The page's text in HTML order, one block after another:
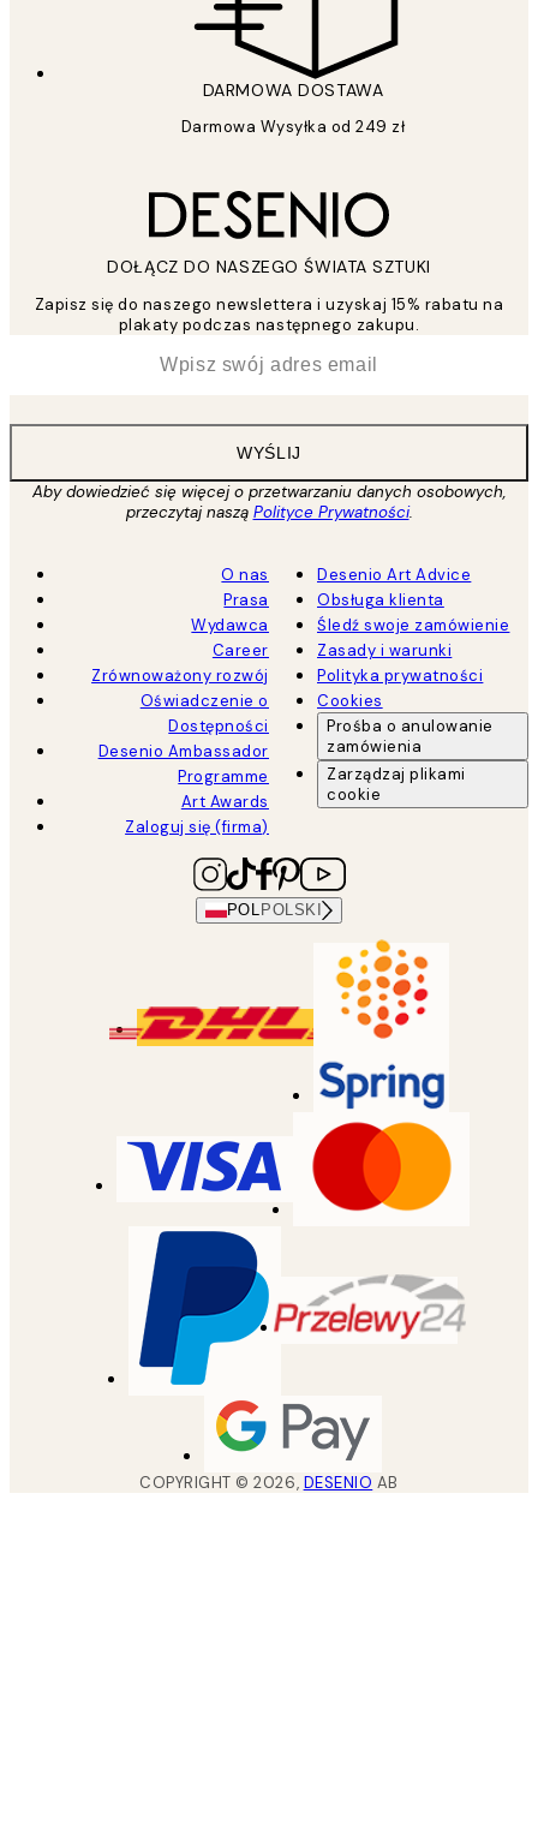
DARMOWA DOSTAWA
Darmowa Wysyłka od 249 zł
DOŁĄCZ DO NASZEGO ŚWIATA SZTUKI
Zapisz się do naszego newslettera i uzyskaj 15% rabatu na
plakaty podczas następnego zakupu.
WYŚLIJ
Aby dowiedzieć się więcej o przetwarzaniu danych osobowych,
przeczytaj naszą Polityce Prywatności.
O nas
Prasa
Wydawca
Career
Zrównoważony rozwój
Oświadczenie o
Dostępności
Desenio Ambassador
Programme
Art Awards
Zaloguj się (firma)
Desenio Art Advice
Obsługa klienta
Śledź swoje zamówienie
Zasady i warunki
Polityka prywatności
Cookies
Prośba o anulowanie
zamówienia
Zarządzaj plikami
cookie
POL POLSKI
COPYRIGHT ©2026, DESENIO AB